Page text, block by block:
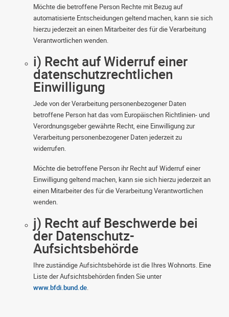
Möchte die betroffene Person Rechte mit Bezug auf
automatisierte Entscheidungen geltend machen, kann sie sich
hierzu jederzeit an einen Mitarbeiter des für die Verarbeitung
Verantwortlichen wenden.
i) Recht auf Widerruf einer
datenschutzrechtlichen
Einwilligung
Jede von der Verarbeitung personenbezogener Daten
betroffene Person hat das vom Europäischen Richtlinien- und
Verordnungsgeber gewährte Recht, eine Einwilligung zur
Verarbeitung personenbezogener Daten jederzeit zu
widerrufen.
Möchte die betroffene Person ihr Recht auf Widerruf einer
Einwilligung geltend machen, kann sie sich hierzu jederzeit an
einen Mitarbeiter des für die Verarbeitung Verantwortlichen
wenden.
j) Recht auf Beschwerde bei
der Datenschutz-
Aufsichtsbehörde
Ihre zuständige Aufsichtsbehörde ist die Ihres Wohnorts. Eine
Liste der Aufsichtsbehörden finden Sie unter
www.bfdi.bund.de